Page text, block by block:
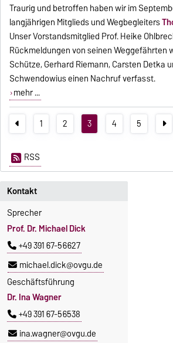
Traurig und betroffen haben wir im
langjährigen Mitglieds und Wegbegleiters
Unser Vorstandsmitglied Prof. Heike
Rückmeldungen von seinen Weggefährten
Schütze, Gerhard Riemann, Carsten Detka
Schwendowius einen Nachruf verfasst.
mehr ...
1 2 3 4 5
RSS
Kontakt
Sprecher
Prof. Dr. Michael Dick
+49 391 67-56627
michael.dick@ovgu.de
Geschäftsführung
Dr. Ina Wagner
+49 391 67-56538
ina.wagner@ovgu.de